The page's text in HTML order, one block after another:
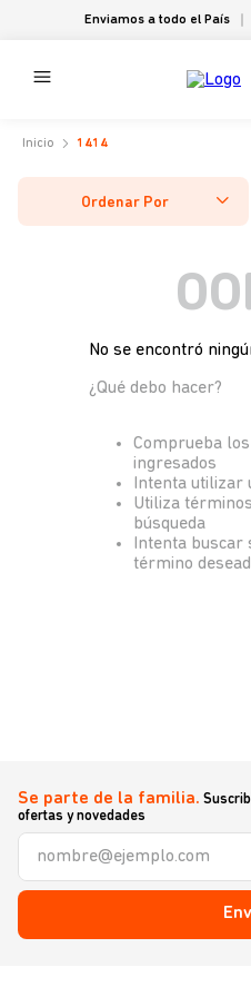
Enviamos a todo el País
1414
Ordenar Por
No se encontró
¿Qué debo hacer?
Comprueba
ingresados
Intenta utilizar
Utiliza
búsqueda
Intenta buscar
término
Se parte de la familia.
ofertas y novedades